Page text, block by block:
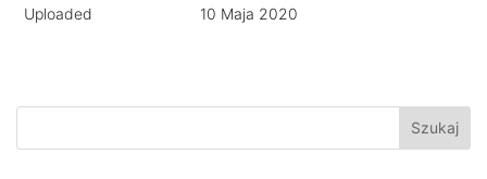
Uploaded 10 Maja 2020